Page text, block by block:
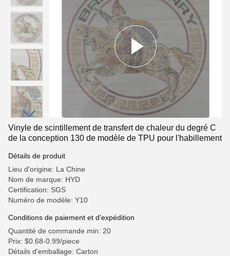
Vinyle de scintillement de transfert de chaleur du degré C
de la conception 130 de modèle de TPU pour l'habillement
Détails de produit
Lieu d'origine: La Chine
Nom de marque: HYD
Certification: SGS
Numéro de modèle: Y10
Conditions de paiement et d'expédition
Quantité de commande min: 20
Prix: $0.68-0.99/piece
Détails d'emballage: Carton